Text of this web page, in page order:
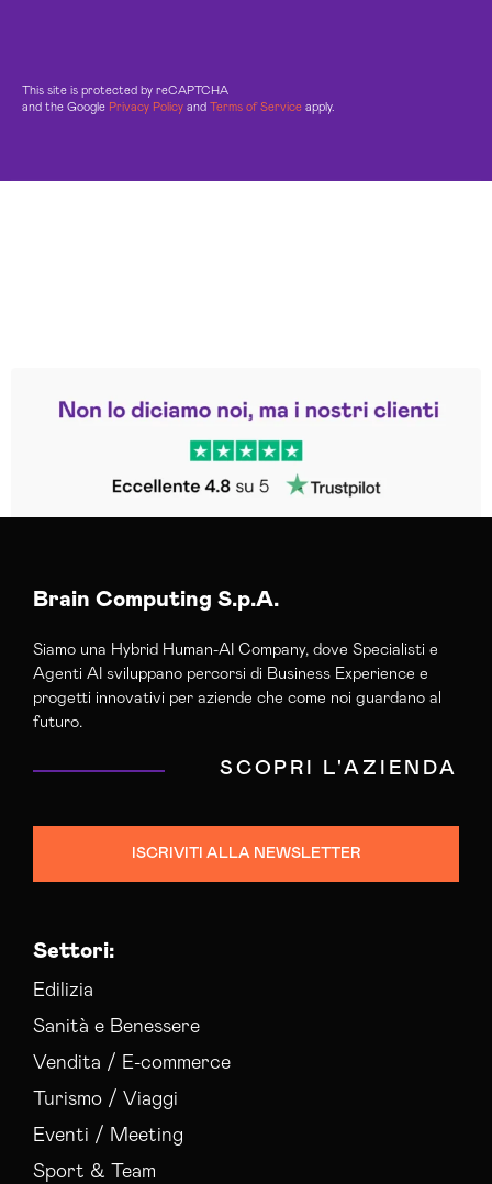
This site is protected by reCAPTCHA
and the Google Privacy Policy and Terms of Service apply.
Trustpilot
Brain Computing S.p.A.
Siamo una Hybrid Human-AI Company, dove Specialisti e
Agenti AI sviluppano percorsi di Business Experience e
progetti innovativi per aziende che come noi guardano al
futuro.
SCOPRI L'AZIENDA
ISCRIVITI ALLA NEWSLETTER
Settori:
Edilizia
Sanità e Benessere
Vendita / E-commerce
Turismo / Viaggi
Eventi / Meeting
Sport & Team